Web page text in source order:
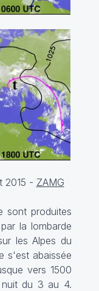
2015 - ZAMG
sont produites
la lombarde
les Alpes du
s'est abaissée
vers 1500
du 3 au 4.